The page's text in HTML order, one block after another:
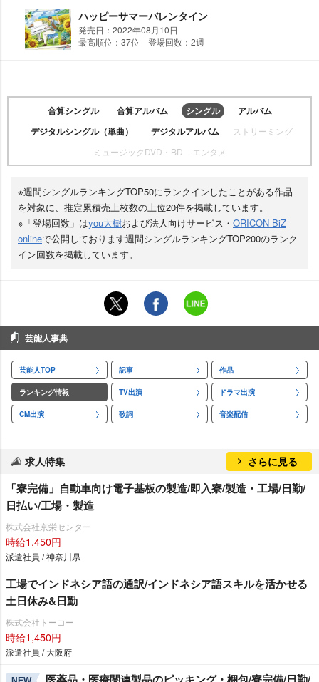
ハッピーサマーバレンタイン
発売日：2022年08月10日
最高順位：37位 登場回数：2週
合算シングル 合算アルバム シングル
アルバム
デジタルシングル（単曲）
デジタルアルバム
ストリーミング
ミュージックDVD・BD
エンタメ
※週間シングルランキングTOP50にランクインしたことがある作品
を対象に、推定累積売上枚数の上位20件を掲載しています。
※「登場回数」はyou大樹および法人向けサービス・ ORICON BiZ
onlineで公開しております週間シングルランキングTOP200のランク
イン回数を掲載しています。
芸能人事典
芸能人TOP 記事 作品
ランキング情報 TV出演 ドラマ出演
CM出演 歌詞 音楽配信
求人特集 さらに見る
「寮完備」自動車向け電子基板の製造/即入寮/製造・工場/日勤/
日払い/工場・製造
株式会社京栄センター
時給1,450円
派遣社員 / 神奈川県
工場でインドネシア語の通訳/インドネシア語スキルを活かせる
土日休み&日勤
株式会社トーコー
時給1,450円
派遣社員 / 大阪府